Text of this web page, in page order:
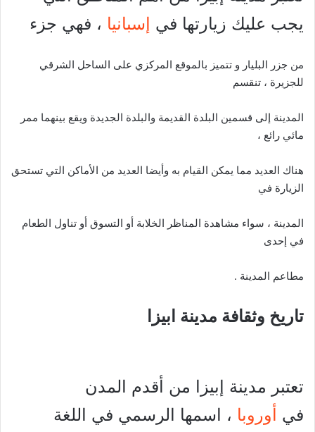
يجب عليك زيارتها في إسبانيا ، فهي جزء
من جزر البليار و تتميز بالموقع المركزي على الساحل الشرقي
للجزيرة ، تنقسم
المدينة إلى قسمين البلدة القديمة والبلدة الجديدة ويقع بينهما ممر
مائي رائع ،
هناك العديد مما يمكن القيام به وأيضا العديد من الأماكن التي تستحق
الزيارة في
المدينة ، سواء مشاهدة المناظر الخلابة أو التسوق أو تناول الطعام
في إحدى
مطاعم المدينة .
تاريخ وثقافة مدينة ابيزا
تعتبر مدينة إبيزا من أقدم المدن
في أوروبا ، اسمها الرسمي في اللغة